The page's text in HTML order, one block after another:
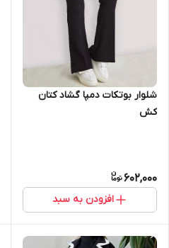
شلوار بوتکات دمپا گشاد کتان
کش
602,000
افزودن به سبد